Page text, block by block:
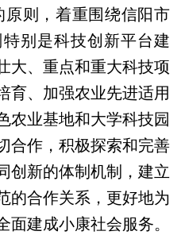
则，着重围绕信阳市
别是科技创新平台建
大、重点和重大科技项
育、加强农业先进适用
农业基地和大学科技园
合作，积极探索和完善
创新的体制机制，建立
的合作关系，更好地为
建成小康社会服务。